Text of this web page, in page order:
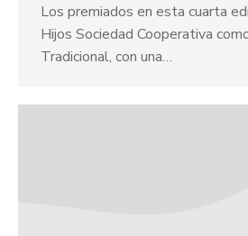
Los premiados en esta cuarta
Hijos Sociedad Cooperativa
Tradicional, con una…